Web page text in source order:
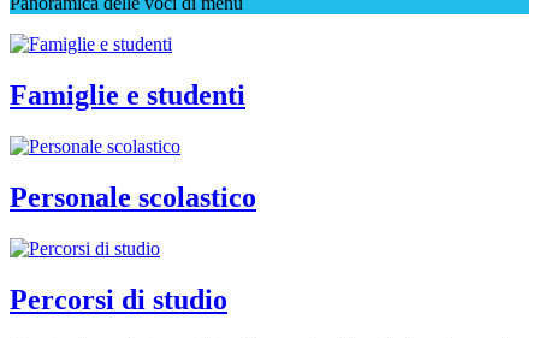
Famiglie e studenti
Personale scolastico
Percorsi di studio